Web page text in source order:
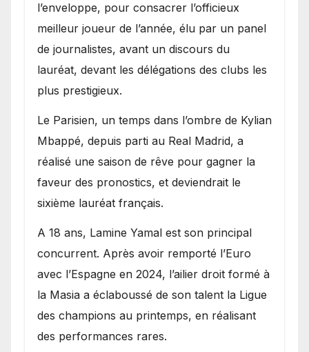
l’enveloppe, pour consacrer l’officieux
meilleur joueur de l’année, élu par un panel
de journalistes, avant un discours du
lauréat, devant les délégations des clubs les
plus prestigieux.
Le Parisien, un temps dans l’ombre de Kylian
Mbappé, depuis parti au Real Madrid, a
réalisé une saison de rêve pour gagner la
faveur des pronostics, et deviendrait le
sixième lauréat français.
A 18 ans, Lamine Yamal est son principal
concurrent. Après avoir remporté l’Euro
avec l’Espagne en 2024, l’ailier droit formé à
la Masia a éclaboussé de son talent la Ligue
des champions au printemps, en réalisant
des performances rares.